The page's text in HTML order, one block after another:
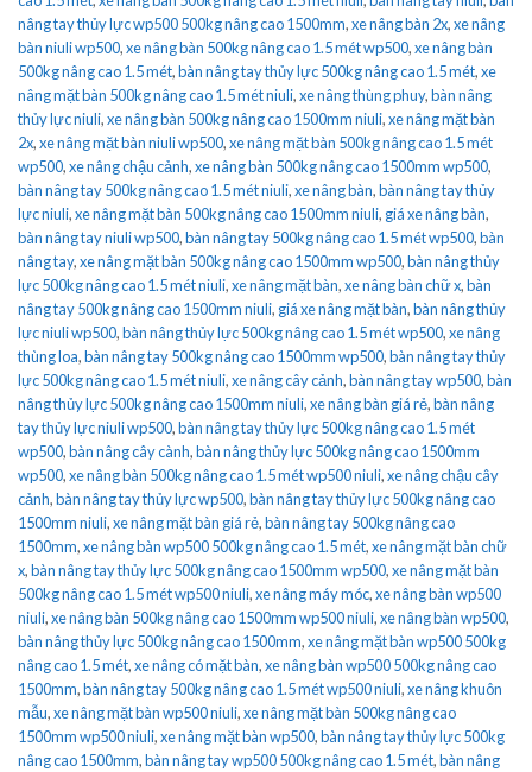
nâng tay thủy lực wp500 500kg nâng cao 1500mm,xe nâng bàn 2x,xe nâng
bàn niuli wp500,xe nâng bàn 500kg nâng cao 1.5 mét wp500,xe nâng bàn
500kg nâng cao 1.5 mét,bàn nâng tay thủy lực 500kg nâng cao 1.5 mét,xe
nâng mặt bàn 500kg nâng cao 1.5 mét niuli,xe nâng thùng phuy,bàn nâng
thủy lực niuli,xe nâng bàn 500kg nâng cao 1500mm niuli,xe nâng mặt bàn
2x,xe nâng mặt bàn niuli wp500,xe nâng mặt bàn 500kg nâng cao 1.5 mét
wp500,xe nâng chậu cảnh,xe nâng bàn 500kg nâng cao 1500mm wp500,
bàn nâng tay 500kg nâng cao 1.5 mét niuli,xe nâng bàn,bàn nâng tay thủy
lực niuli,xe nâng mặt bàn 500kg nâng cao 1500mm niuli, giá xe nâng bàn,
bàn nâng tay niuli wp500,bàn nâng tay 500kg nâng cao 1.5 mét wp500,bàn
nâng tay,xe nâng mặt bàn 500kg nâng cao 1500mm wp500,bàn nâng thủy
lực 500kg nâng cao 1.5 mét niuli,xe nâng mặt bàn,xe nâng bàn chữ x,bàn
nâng tay 500kg nâng cao 1500mm niuli, giá xe nâng mặt bàn,bàn nâng thủy
lực niuli wp500,bàn nâng thủy lực 500kg nâng cao 1.5 mét wp500,xe nâng
thùng loa,bàn nâng tay 500kg nâng cao 1500mm wp500,bàn nâng tay thủy
lực 500kg nâng cao 1.5 mét niuli,xe nâng cây cảnh,bàn nâng tay wp500,bàn
nâng thủy lực 500kg nâng cao 1500mm niuli,xe nâng bàn giá rẻ,bàn nâng
tay thủy lực niuli wp500,bàn nâng tay thủy lực 500kg nâng cao 1.5 mét
wp500,bàn nâng cây cành,bàn nâng thủy lực 500kg nâng cao 1500mm
wp500,xe nâng bàn 500kg nâng cao 1.5 mét wp500 niuli,xe nâng chậu cây
cảnh,bàn nâng tay thủy lực wp500,bàn nâng tay thủy lực 500kg nâng cao
1500mm niuli,xe nâng mặt bàn giá rẻ,bàn nâng tay 500kg nâng cao
1500mm,xe nâng bàn wp500 500kg nâng cao 1.5 mét,xe nâng mặt bàn chữ
x,bàn nâng tay thủy lực 500kg nâng cao 1500mm wp500,xe nâng mặt bàn
500kg nâng cao 1.5 mét wp500 niuli,xe nâng máy móc,xe nâng bàn wp500
niuli,xe nâng bàn 500kg nâng cao 1500mm wp500 niuli,xe nâng bàn wp500,
bàn nâng thủy lực 500kg nâng cao 1500mm,xe nâng mặt bàn wp500 500kg
nâng cao 1.5 mét,xe nâng có mặt bàn,xe nâng bàn wp500 500kg nâng cao
1500mm,bàn nâng tay 500kg nâng cao 1.5 mét wp500 niuli,xe nâng khuôn
mẫu,xe nâng mặt bàn wp500 niuli,xe nâng mặt bàn 500kg nâng cao
1500mm wp500 niuli,xe nâng mặt bàn wp500,bàn nâng tay thủy lực 500kg
nâng cao 1500mm,bàn nâng tay wp500 500kg nâng cao 1.5 mét,bàn nâng